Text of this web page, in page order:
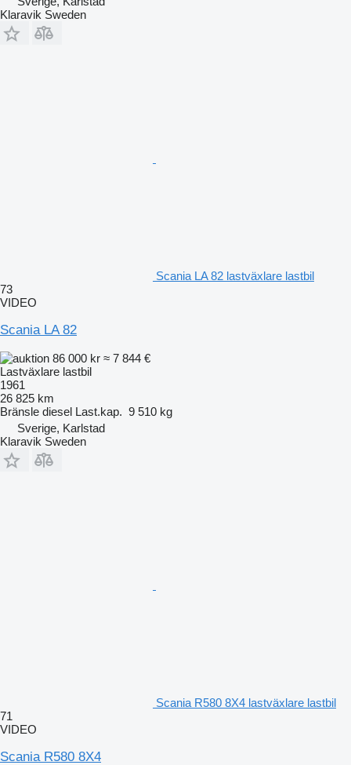
Klaravik Sweden
Scania LA 82 lastväxlare lastbil
73
VIDEO
Scania LA 82
86 000 kr ≈ 7 844 €
Lastväxlare lastbil
1961
26 825 km
Bränsle diesel Last.kap. 9 510 kg
Sverige, Karlstad
Klaravik Sweden
Scania R580 8X4 lastväxlare lastbil
71
VIDEO
Scania R580 8X4